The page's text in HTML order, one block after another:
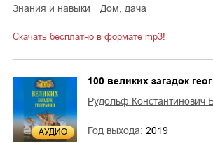
знания и навыки
дом, дача
Скачать бесплатно в формате mp3!
AУДИО
100 великих загадок
Рудольф Константинович
Год выхода: 2019